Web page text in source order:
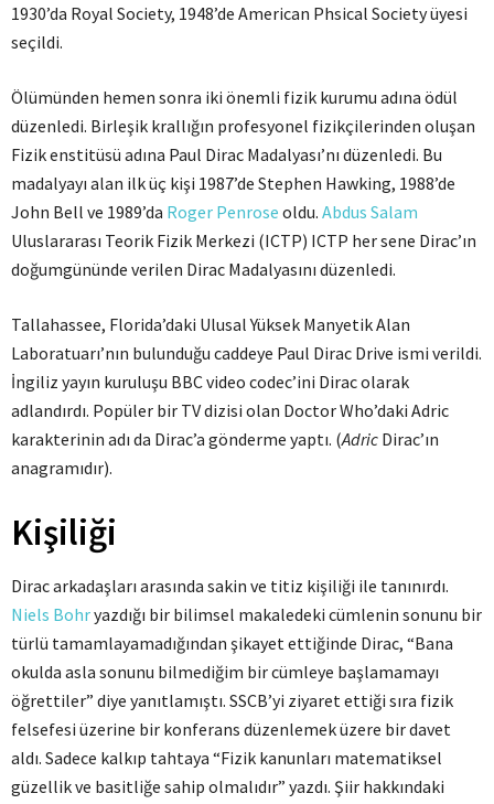
1930’da Royal Society, 1948’de American Phsical Society üyesi
seçildi.
Ölümünden hemen sonra iki önemli fizik kurumu adına ödül
düzenledi. Birleşik krallığın profesyonel fizikçilerinden oluşan
Fizik enstitüsü adına Paul Dirac Madalyası’nı düzenledi. Bu
madalyayı alan ilk üç kişi 1987’de Stephen Hawking, 1988’de
John Bell ve 1989’da Roger Penrose oldu. Abdus Salam
Uluslararası Teorik Fizik Merkezi (ICTP) ICTP her sene Dirac’ın
doğumgününde verilen Dirac Madalyasını düzenledi.
Tallahassee, Florida’daki Ulusal Yüksek Manyetik Alan
Laboratuarı’nın bulunduğu caddeye Paul Dirac Drive ismi verildi.
İngiliz yayın kuruluşu BBC video codec’ini Dirac olarak
adlandırdı. Popüler bir TV dizisi olan Doctor Who’daki Adric
karakterinin adı da Dirac’a gönderme yaptı. (Adric Dirac’ın
anagramıdır).
Kişiliği
Dirac arkadaşları arasında sakin ve titiz kişiliği ile tanınırdı.
Niels Bohryazdığı bir bilimsel makaledeki cümlenin sonunu bir
türlü tamamlayamadığından şikayet ettiğinde Dirac, “Bana
okulda asla sonunu bilmediğim bir cümleye başlamamayı
öğrettiler” diye yanıtlamıştı. SSCB’yi ziyaret ettiği sıra fizik
felsefesi üzerine bir konferans düzenlemek üzere bir davet
aldı. Sadece kalkıp tahtaya “Fizik kanunları matematiksel
güzellik ve basitliğe sahip olmalıdır” yazdı. Şiir hakkındaki